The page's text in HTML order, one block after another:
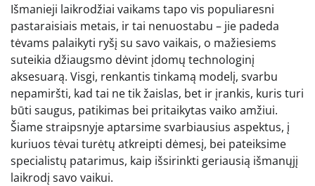
Išmanieji laikrodžiai vaikams tapo vis populiaresni
pastaraisiais metais, ir tai nenuostabu – jie padeda
tėvams palaikyti ryšį su savo vaikais, o mažiesiems
suteikia džiaugsmo dėvint įdomų technologinį
aksesuarą. Visgi, renkantis tinkamą modelį, svarbu
nepamiršti, kad tai ne tik žaislas, bet ir įrankis, kuris turi
būti saugus, patikimas bei pritaikytas vaiko amžiui.
Šiame straipsnyje aptarsime svarbiausius aspektus, į
kuriuos tėvai turėtų atkreipti dėmesį, bei pateiksime
specialistų patarimus, kaip išsirinkti geriausią išmanųjį
laikrodį savo vaikui.